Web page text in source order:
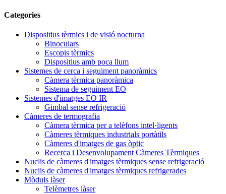
Categories
Dispositius tèrmics i de visió nocturna
Binoculars
Escopis tèrmics
Dispositius amb poca llum
Sistemes de cerca i seguiment panoràmics
Càmera tèrmica panoràmica
Sistema de seguiment EO
Sistemes d'imatges EO IR
Gimbal sense refrigeració
Càmeres de termografia
Càmera tèrmica per a telèfons intel·ligents
Càmeres tèrmiques industrials portàtils
Càmeres d'imatges de gas òptic
Recerca i Desenvolupament Càmeres Tèrmiques
Nuclis de càmeres d'imatges tèrmiques sense refrigeració
Nuclis de càmeres d'imatges tèrmiques refrigerades
Mòduls làser
Telèmetres làser